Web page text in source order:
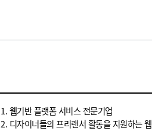
1. 웹기반 플랫폼 서비스 전문기업
2. 디자이너들의 프리랜서 활동을 지원하는